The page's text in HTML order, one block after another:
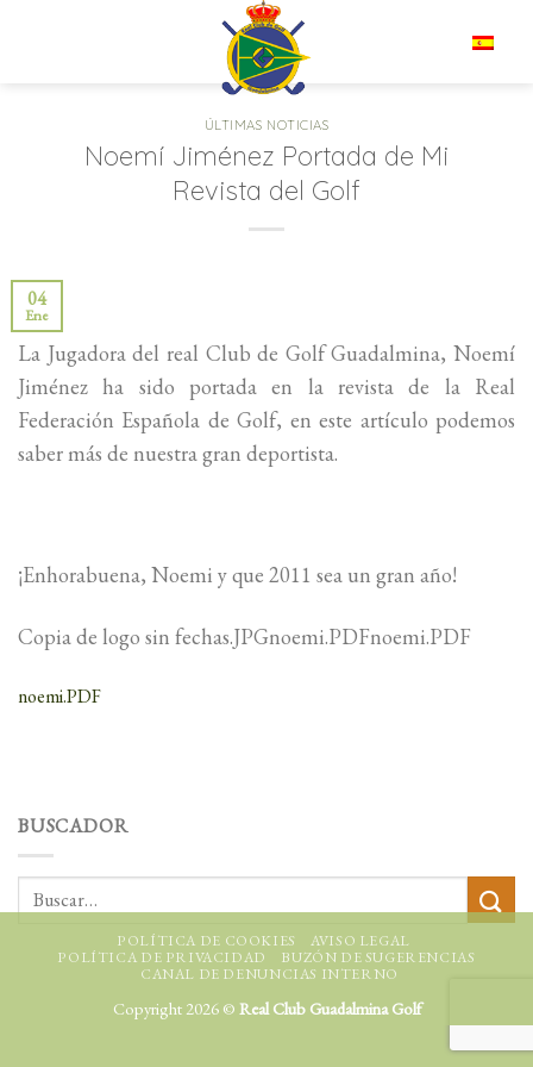
ÚLTIMAS NOTICIAS
Noemí Jiménez Portada de Mi
Revista del Golf
04
Ene
La Jugadora del real Club de Golf Guadalmina, Noemí
Jiménez ha sido portada en la revista de la Real
Federación Española de Golf, en este artículo podemos
saber más de nuestra gran deportista.
¡Enhorabuena, Noemi y que 2011 sea un gran año!
Copia de logo sin fechas.JPGnoemi.PDFnoemi.PDF
noemi.PDF
BUSCADOR
POLÍTICA DE COOKIES
AVISO LEGAL
POLÍTICA DE PRIVACIDAD
BUZÓN DE SUGERENCIAS
CANAL DE DENUNCIAS INTERNO
Copyright 2026 © Real Club Guadalmina Golf